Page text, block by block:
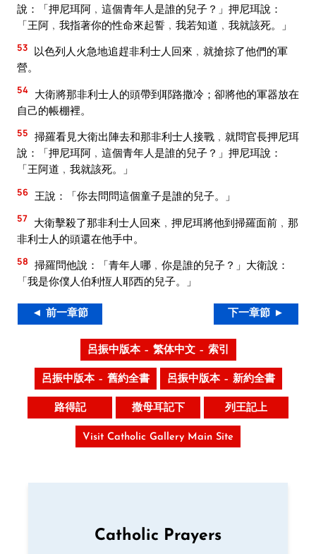
說：「押尼珥阿﹐這個青年人是誰的兒子？」押尼珥說：
「王阿﹐我指著你的性命來起誓﹐我若知道﹐我就該死。」
53 以色列人火急地追趕非利士人回來﹐就搶掠了他們的軍
營。
54 大衛將那非利士人的頭帶到耶路撒冷；卻將他的軍器放在
自己的帳棚裡。
55 掃羅看見大衛出陣去和那非利士人接戰﹐就問官長押尼珥
說：「押尼珥阿﹐這個青年人是誰的兒子？」押尼珥說：
「王阿道﹐我就該死。」
56 王說：「你去問問這個童子是誰的兒子。」
57 大衛擊殺了那非利士人回來﹐押尼珥將他到掃羅面前﹐那
非利士人的頭還在他手中。
58 掃羅問他說：「青年人哪﹐你是誰的兒子？」大衛說：
「我是你僕人伯利恆人耶西的兒子。」
◄ 前一章節 下一章節 ►
呂振中版本 – 繁体中文 – 索引
呂振中版本 – 舊約全書 呂振中版本 – 新約全書
路得記 撒母耳記下 列王記上
Visit Catholic Gallery Main Site
Catholic Prayers